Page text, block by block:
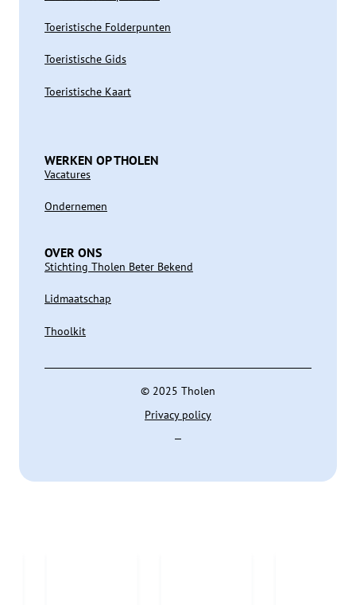
Toeristische Folderpunten
Toeristische Gids
Toeristische Kaart
WERKEN OP THOLEN
Vacatures
Ondernemen
OVER ONS
Stichting Tholen Beter Bekend
Lidmaatschap
Thoolkit
© 2025 Tholen
Privacy policy